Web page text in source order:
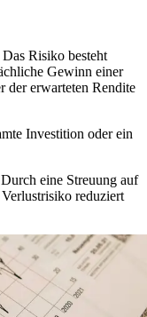
Risiko besteht
Gewinn einer
der erwarteten Rendite
Investition oder ein
eine Streuung auf
reduziert